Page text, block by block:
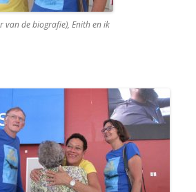
van de biografie), Enith en ik